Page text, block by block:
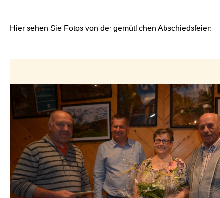
Hier sehen Sie Fotos von der gemütlichen Abschiedsfeier: